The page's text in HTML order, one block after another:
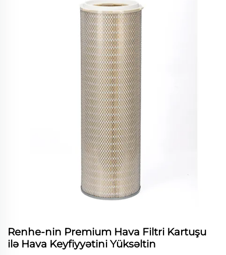
Renhe-nin Premium Hava Filtri Kartuşu
ilə Hava Keyfiyyətini Yüksəltin